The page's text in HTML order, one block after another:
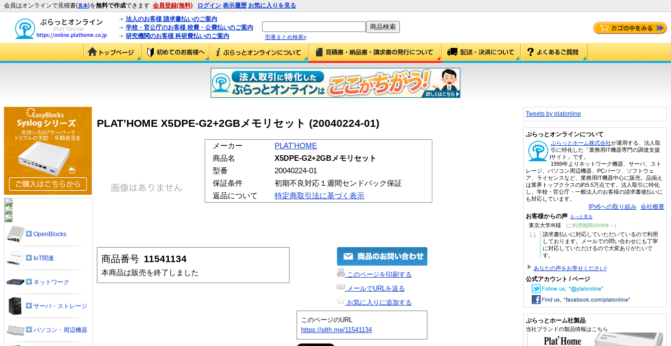
会員はオンラインで見積書(見本)を無料で作成できます 会員登録(無料) ログイン 表示履歴 お気に入りを見る
法人のお客様 請求書払いのご案内
学校・官公庁のお客様 校費・公費払いのご案内
研究機関のお客様 科研費払いのご案内
型番まとめ検索»
PLAT’HOME X5DPE-G2+2GBメモリセット (20040224-01)
メーカー
PLAT'HOME
商品名
X5DPE-G2+2GBメモリセット
型番
20040224-01
保証条件
初期不良対応１週間センドバック保証
返品について
特定商取引法に基づく表示
商品番号 11541134
本商品は販売を終了しました
このページを印刷する
メールでURLを送る
お気に入りに追加する
このページのURL
https://plth.me/11541134
OpenBlocks
IoT関連
ネットワーク
サーバ・ストレージ
パソコン・周辺機器
Tweets by platonline
ぷらっとオンラインについて
ぷらっとホーム株式会社が運用する、法人取
引に特化した「業務用IT機器専門の調達支援
サイト」です。
1999年よりネットワーク機器、サーバ、スト
レージ、パソコン周辺機器、PCパーツ、ソフトウェ
ア、ライセンスなど、業務用IT機器中心に販売。品揃え
は業界トップクラスの約5.5万点です。法人取引に特化
し、学校・官公庁・一般法人のお客様の請求書後払いに
も対応しています。
IPv6への取り組み 会社概要
お客様からの声 もっと見る
東京大学/K様 (ご利用期間2009年～)
“
請求書払いに対応していただいているので利用
しております。メールでの問い合わせにも丁寧
に対応していただけるので大変ありがたいで
す。
あなたの声をお寄せください!
公式アカウント / ページ
ぷらっとホーム社製品
当社ブランドの製品情報はこちら